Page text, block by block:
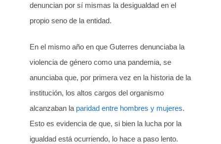
denuncian por sí mismas la desigualdad en el
propio seno de la entidad.
En el mismo año en que Guterres denunciaba la
violencia de género como una pandemia, se
anunciaba que, por primera vez en la historia de la
institución, los altos cargos del organismo
alcanzaban la paridad entre hombres y mujeres.
Esto es evidencia de que, si bien la lucha por la
igualdad está ocurriendo, lo hace a paso lento.